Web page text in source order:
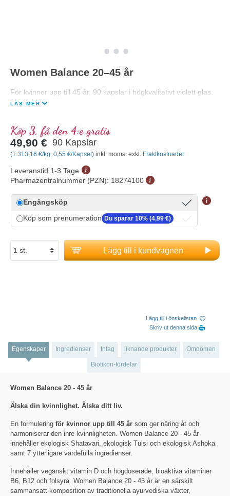
Women Balance 20–45 år
För kvinnor upp till 45 år, 90 kapslar i högkvalitativt violett glas.
LÄS MER
Köp 3, få den 4:e gratis
49,90 € 90 Kapslar
(1 313,16 €/kg, 0,55 €/Kapsel) inkl. moms. exkl. Fraktkostnader
Leveranstid 1-3 Tage
Pharmazentralnummer (PZN): 18274100
Engångsköp
Köp som prenumeration Du sparar 10% (4,99 €)
Lägg till i kundvagnen
Lägg till i önskelistan
Skriv ut denna sida
Egenskaper Ingredienser Intag liknande produkter Omdömen
Biotikon-fördelar
Women Balance 20 - 45 år
Älska din kvinnlighet. Älska ditt liv.
En formulering för kvinnor upp till 45 år som ger näring åt och
harmoniserar den inre kvinnligheten. Women Balance 20 - 45 år
innehåller ekologisk Shatavari, ekologisk Tulsi och ekologisk Ashoka
samt 7 ytterligare värdefulla ingredienser.
Innehåller veganskt vitamin D och högdoserade, bioaktiva vitaminer
B6, B12 och folsyra. Women Balance 20 - 45 år är en särskilt
sammansatt komposition av traditionella ayurvediska växter,